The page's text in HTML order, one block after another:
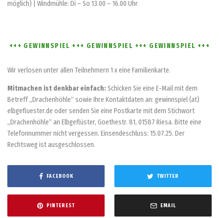
möglich) | Windmühle: Di – So 13.00 – 16.00 Uhr
+++ GEWINNSPIEL +++ GEWINNSPIEL +++ GEWINNSPIEL +++
Wir verlosen unter allen Teilnehmern 1 x eine Familienkarte.
Mitmachen ist denkbar einfach: Schicken Sie eine E-Mail mit dem
Betreff „Drachenhöhle“ sowie Ihre Kontaktdaten an: gewinnspiel (at)
elbgefluester.de oder senden Sie eine Postkarte mit dem Stichwort
„Drachenhöhle“ an Elbgeflüster, Goethestr. 81, 01587 Riesa. Bitte eine
Telefonnummer nicht vergessen. Einsendeschluss: 15.07.25. Der
Rechtsweg ist ausgeschlossen.
FACEBOOK TWITTER
PINTEREST EMAIL